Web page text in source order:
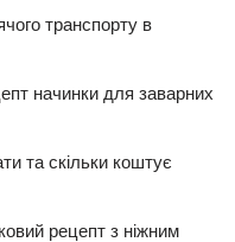
транспорту в
начинки для заварних
та скільки коштує
рецепт з ніжним